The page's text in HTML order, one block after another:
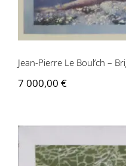
Jean-Pierre Le Boul’ch –
7 000,00 €